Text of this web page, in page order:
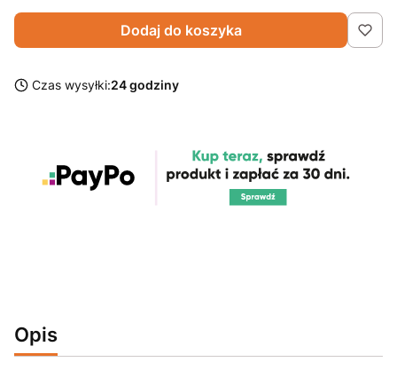
Dodaj do koszyka
Czas wysyłki:24 godziny
Opis